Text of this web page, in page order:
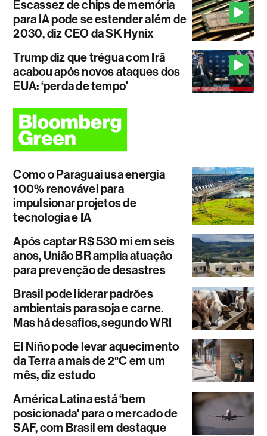
Escassez de chips de memória
para IA pode se estender além de
2030, diz CEO da SK Hynix
Trump diz que trégua com Irã
acabou após novos ataques dos
EUA: ‘perda de tempo'
Como o Paraguai usa energia
100% renovável para
impulsionar projetos de
tecnologia e IA
Após captar R$ 530 mi em seis
anos, União BR amplia atuação
para prevenção de desastres
Brasil pode liderar padrões
ambientais para soja e carne.
Mas há desafios, segundo WRI
El Niño pode levar aquecimento
da Terra a mais de 2°C em um
mês, diz estudo
América Latina está ‘bem
posicionada' para o mercado de
SAF, com Brasil em destaque